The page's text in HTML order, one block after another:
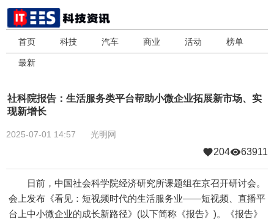
首页 科技 汽车 商业 活动 榜单
最新
社科院报告：生活服务类平台帮助小微企业拓展新市场、实
现新增长
2025-07-01 14:57 光明网
204 63911
日前，中国社会科学院经济研究所课题组在京召开研讨会。
会上发布《看见：短视频时代的生活服务业——短视频、直播平
台上中小微企业的成长新路径》(以下简称《报告》)。《报告》